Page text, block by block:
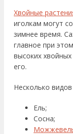
Хвойные
иголкам могут
зимнее время.
главное при
высоких
его.
Несколько
Ель;
Сосна;